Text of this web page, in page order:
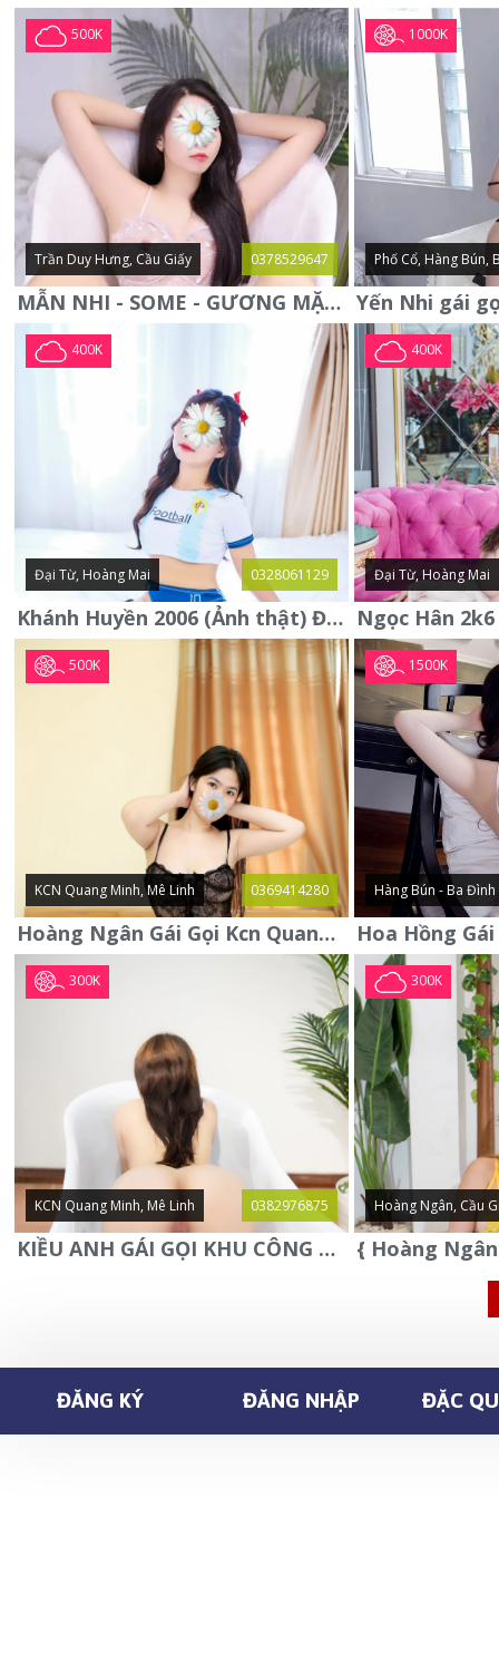
500K
Trần Duy Hưng, Cầu Giấy 0378529647
MẪN NHI - SOME - GƯƠNG MẶT XINH XẮN -CỰC CHIỀU KHÁCH
1000K
Phố Cổ, Hàng Bún,
400K
Đại Từ, Hoàng Mai 0328061129
Khánh Huyền 2006 (Ảnh thật) Đại từ - Hoàng Mai
400K
Đại Từ, Hoàng Mai
500K
KCN Quang Minh, Mê Linh 0369414280
Hoàng Ngân Gái Gọi Kcn Quang Minh - Mê Linh . Hàng Vip Lần Đầu
1500K
Hàng Bún - Ba Đình
300K
KCN Quang Minh, Mê Linh 0382976875
KIỀU ANH GÁI GỌI KHU CÔNG NGHIỆP QUANG MINH - MÊ LINH
300K
Hoàng Ngân, Cầu
ĐĂNG KÝ ĐĂNG NHẬP ĐẶC